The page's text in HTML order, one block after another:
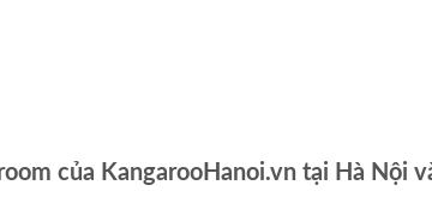
của KangarooHanoi.vn tại Hà Nội